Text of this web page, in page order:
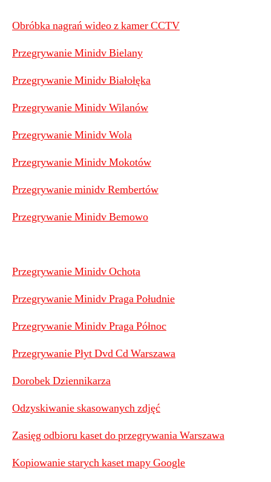
Obróbka nagrań wideo z kamer CCTV
Przegrywanie Minidv Bielany
Przegrywanie Minidv Białołęka
Przegrywanie Minidv Wilanów
Przegrywanie Minidv Wola
Przegrywanie Minidv Mokotów
Przegrywanie minidv Rembertów
Przegrywanie Minidv Bemowo
Przegrywanie Minidv Ochota
Przegrywanie Minidv Praga Południe
Przegrywanie Minidv Praga Północ
Przegrywanie Płyt Dvd Cd Warszawa
Dorobek Dziennikarza
Odzyskiwanie skasowanych zdjęć
Zasięg odbioru kaset do przegrywania Warszawa
Kopiowanie starych kaset mapy Google